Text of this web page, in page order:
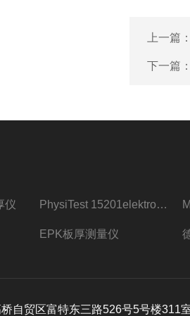
上一篇
下一篇
仪 PhysiTest 15201elektrophysik测厚仪
EPK板厚测量仪
桥自贸区富特东三路526号5号楼311